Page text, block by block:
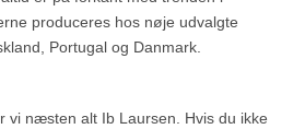
produceres hos nøje udvalgte
Portugal og Danmark.
vi næsten alt Ib Laursen. Hvis du ikke